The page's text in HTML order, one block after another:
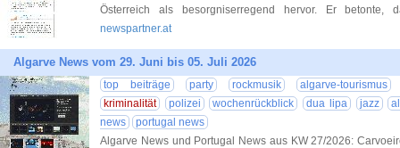
Österreich als besorgniserregend hervor. Er betonte,
newspartner.at
Algarve News vom 29. Juni bis 05. Juli 2026
top beiträge party rockmusik
algarve-tourismus
kriminalität
polizei wochenrückblick dua lipa jazz
news
portugal news
Algarve News und Portugal News aus KW 27/2026: